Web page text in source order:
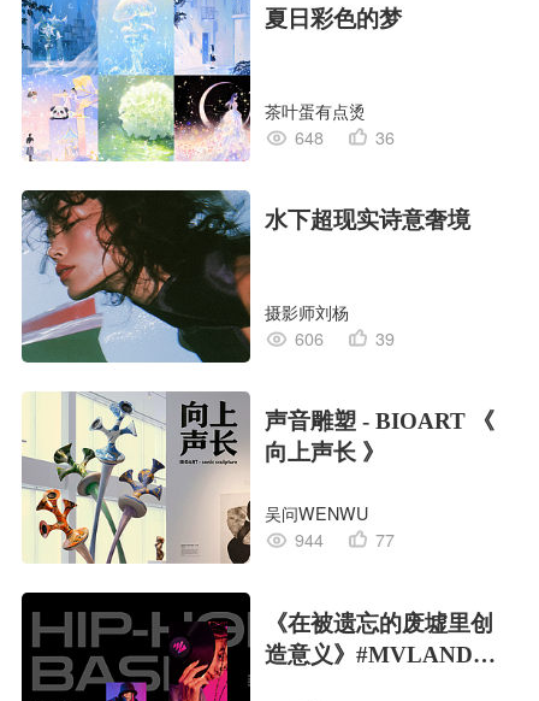
夏日彩色的梦
茶叶蛋有点烫
648
36
水下超现实诗意奢境
摄影师刘杨
606
39
声音雕塑 - BIOART 《
向上声长 》
吴问WENWU
944
77
《在被遗忘的废墟里创
造意义》#MVLAND嘻